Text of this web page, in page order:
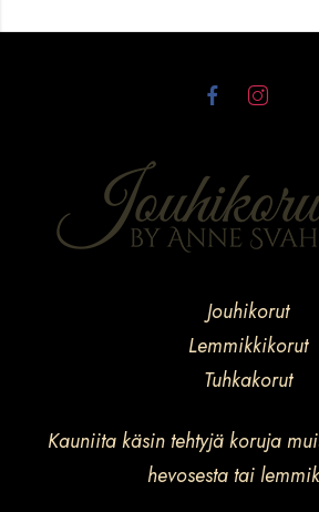
Jouhikorut
Lemmikkikorut
Tuhkakorut
Kauniita käsin tehtyjä koruja
hevosesta tai